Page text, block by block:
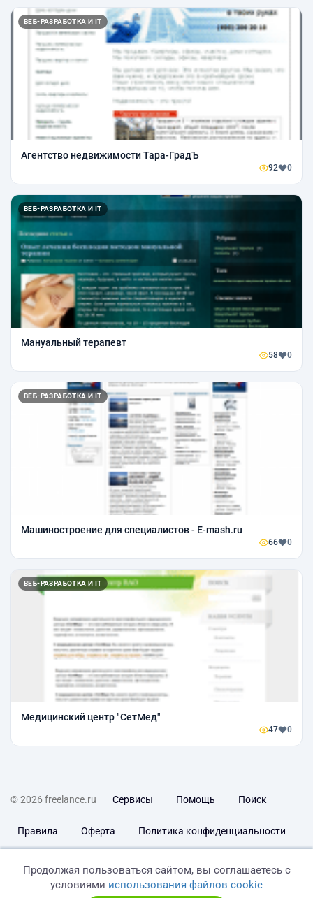
ВЕБ-РАЗРАБОТКА И IT
Агентство недвижимости Тара-ГрадЪ
92 0
ВЕБ-РАЗРАБОТКА И IT
Мануальный терапевт
58 0
ВЕБ-РАЗРАБОТКА И IT
Машиностроение для специалистов - E-mash.ru
66 0
ВЕБ-РАЗРАБОТКА И IT
Медицинский центр "СетМед"
47 0
© 2026 freelance.ru Сервисы Помощь Поиск
Правила Оферта Политика конфиденциальности
Продолжая пользоваться сайтом, вы соглашаетесь с
условиями использования файлов cookie